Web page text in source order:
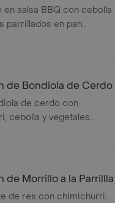
en salsa BBQ con cebolla
parrillados en pan
de Bondiola de Cerdo
de cerdo con
cebolla y vegetales
pan horneado.
de Morrillo a la Parrillla
de res con chimichurri,